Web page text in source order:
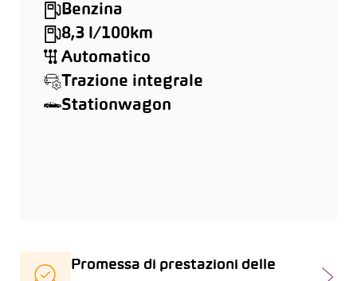
Benzina
8,3 l/100km
Automatico
Trazione integrale
Stationwagon
Promessa di prestazioni delle